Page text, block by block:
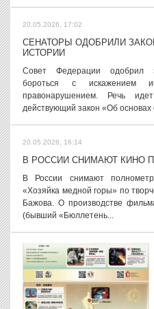
20.05.2026, 17:02
СЕНАТОРЫ ОДОБРИЛИ
ИСТОРИИ
Совет Федерации одобрил
бороться с искажением
правонарушением. Речь
действующий закон «Об основах
20.05.2026, 16:14
В РОССИИ СНИМАЮТ КИНО
В России снимают
«Хозяйка медной горы» по
Бажова. О производстве
(бывший «Бюллетень...